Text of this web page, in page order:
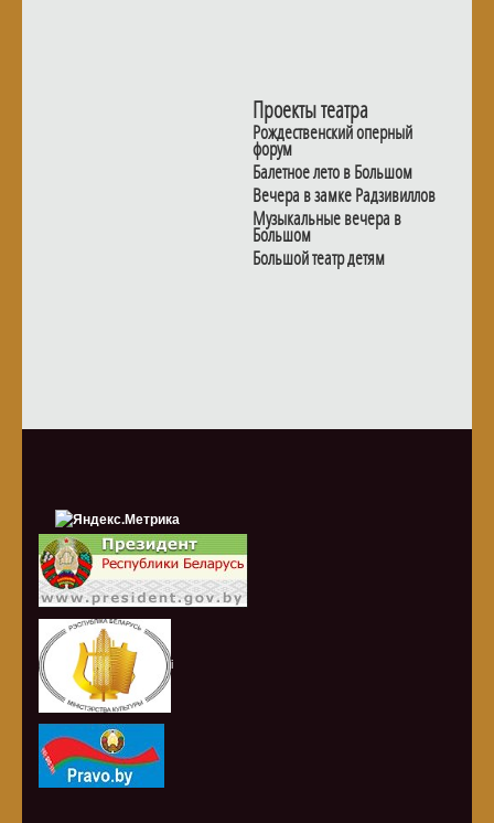
Проекты театра
Рождественский оперный
форум
Балетное лето в Большом
Вечера в замке Радзивиллов
Музыкальные вечера в
Большом
Большой театр детям
i